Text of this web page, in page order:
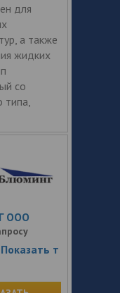
для
а также
жидких
со
типа,
ООО
Показать т